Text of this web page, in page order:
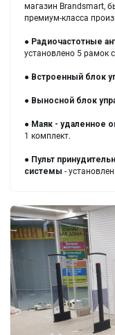
магазин Brandsmart,
премиум-класса
● Радиочастотные
установлено 5 рамок
● Встроенный блок
● Выносной блок
● Маяк - удаленное
1 комплект.
● Пульт
системы -